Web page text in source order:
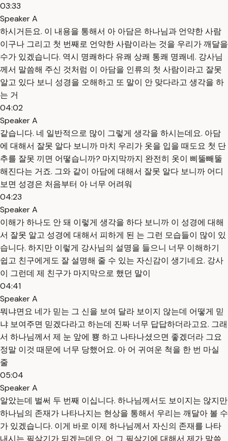
03:33
Speaker A
하시거든요. 이 내용을 통해서 아 아담은 하나님과 언약한 사람
이구나 그리고 첫 번째로 언약한 사람이라는 것을 우리가 깨달을
수가 있겠습니다. 역시 명쾌하다 유쾌 상쾌 통쾌 명쾌네. 강사님
께서 말씀해 주신 것처럼 이 아담을 인류의 첫 사람이라고 잘못
알고 있다 보니 성경을 오해하고 또 말이 안 맞다라고 생각을 하
는 거
04:02
Speaker A
같습니다. 네 일반적으로 많이 그렇게 생각을 하시는데요. 아담
에 대해서 잘못 알다 보니까 마치 우리가 옷을 입을 때도요 첫 단
추를 잘못 끼면 어떻습니까? 마지막까지 완전히 옷이 삐뚤빼뚤
해진다는 거죠. 그와 같이 아담에 대해서 잘못 알다 보니까 어디
보면 성경은 처음부터 아 너무 어려워
04:23
Speaker A
이해가 하나도 안 돼 이렇게 생각을 하다 보니까 이 성경에 대해
서 잘못 알고 성경에 대해서 피하게 된 는 그런 모습들이 많이 있
습니다. 하지만 이렇게 강사님의 설명을 들으니 너무 이해하기
쉽고 친구에게도 잘 설명해 줄 수 있는 자신감이 생기네요. 강사
이 그런데 제 친구가 마지막으로 했던 말이
04:41
Speaker A
뭐냐면요 네가 믿는 그 신을 보여 달라 보이지 않는데 어떻게 믿
냐 보여주면 믿겠다라고 하는데 진짜 너무 답답하더라고요. 그래
서 하나님께서 제 눈 앞에 뿅 하고 나타나셨으면 좋겠더라 그요
정말 이것 때문에 너무 당했어요. 아 어 귀여운 척을 한 번 마실
줄
05:04
Speaker A
알았는데 벌써 두 번째 이십니다. 하나님께서도 보이지는 않지만
하나님의 존재가 나타나지는 현상을 통해서 우리는 깨달아 볼 수
가 있겠습니다. 이게 바로 이제 하나님께서 자신의 존재를 나타
내시는 필살기가 되겠는데요. 어 그 필살기에 대해서 제가 말씀